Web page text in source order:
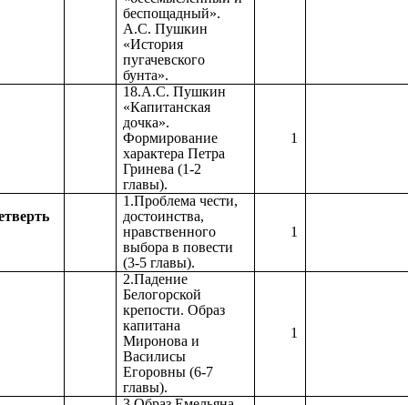
беспощадный».
А.С. Пушкин
«История
пугачевского
бунта».
18.А.С. Пушкин
«Капитанская
дочка».
Формирование
характера Петра
Гринева (1-2
главы).
1
1.Проблема чести,
достоинства,
нравственного
выбора в повести
(3-5 главы).
1
2.Падение
Белогорской
крепости. Образ
капитана
Миронова и
Василисы
Егоровны (6-7
главы).
1